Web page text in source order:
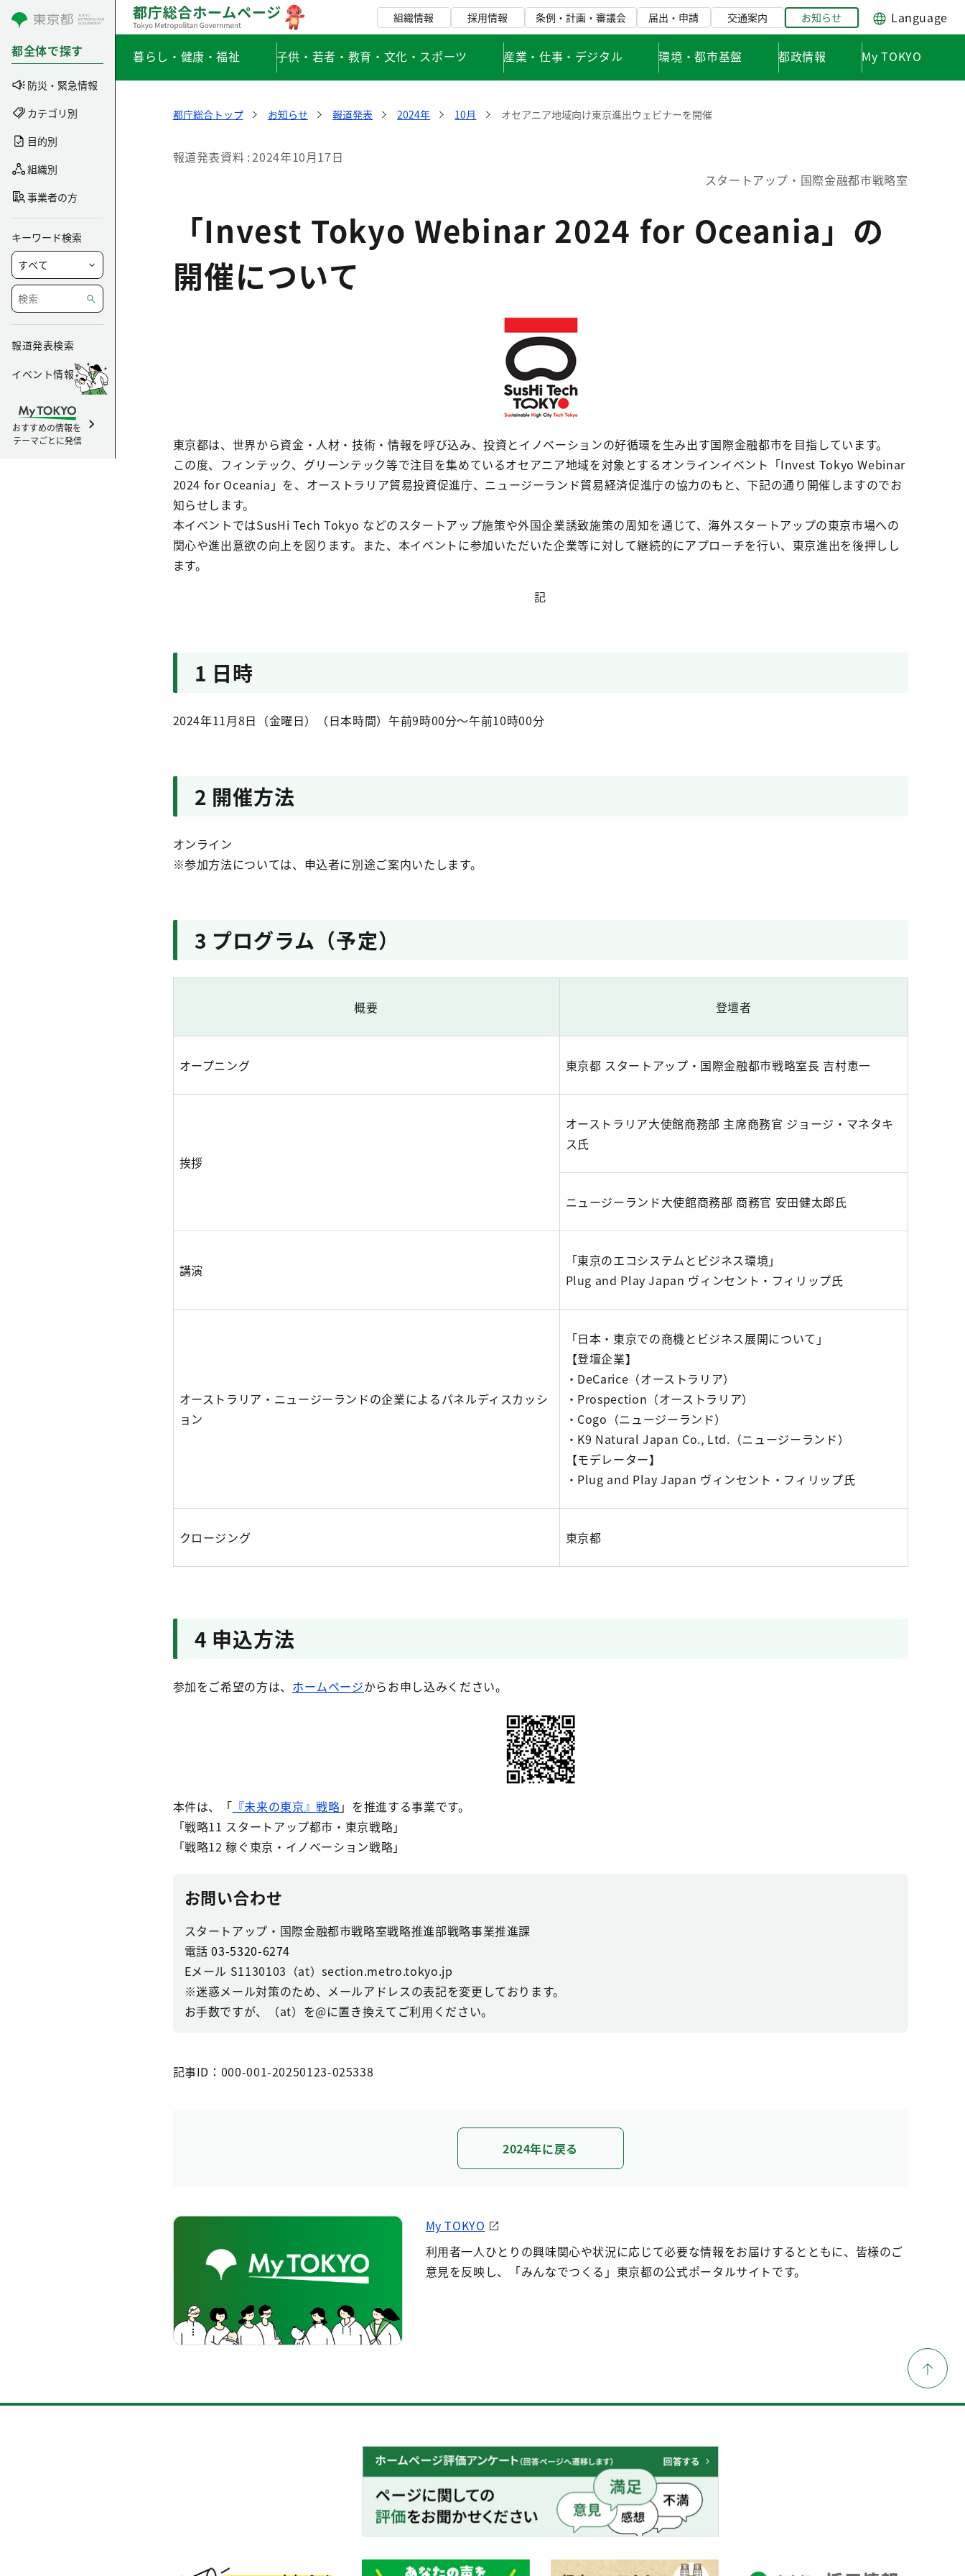
コンテンツにスキップ
都全体で探す
防災・緊急情報
カテゴリ別
目的別
組織別
事業者の方
キーワード検索
報道発表検索
イベント情報
おすすめの情報を
テーマごとに発信
組織情報 採用情報 条例・計画・審議会 届出・申請 交通案内 お知らせ Language
暮らし・健康・福祉 子供・若者・教育・文化・スポーツ 産業・仕事・デジタル 環境・都市基盤 都政情報 My TOKYO
都庁総合トップ お知らせ 報道発表 2024年 10月 オセアニア地域向け東京進出ウェビナーを開催
報道発表資料 2024年10月17日
スタートアップ・国際金融都市戦略室
「Invest Tokyo Webinar 2024 for Oceania」の
開催について
東京都は、世界から資金・人材・技術・情報を呼び込み、投資とイノベーションの好循環を生み出す国際金融都市を目指しています。
この度、フィンテック、グリーンテック等で注目を集めているオセアニア地域を対象とするオンラインイベント「Invest Tokyo Webinar
2024 for Oceania」を、オーストラリア貿易投資促進庁、ニュージーランド貿易経済促進庁の協力のもと、下記の通り開催しますのでお
知らせします。
本イベントではSusHi Tech Tokyo などのスタートアップ施策や外国企業誘致施策の周知を通じて、海外スタートアップの東京市場への
関心や進出意欲の向上を図ります。また、本イベントに参加いただいた企業等に対して継続的にアプローチを行い、東京進出を後押しし
ます。
記
1 日時
2024年11月8日（金曜日）（日本時間）午前9時00分～午前10時00分
2 開催方法
オンライン
※参加方法については、申込者に別途ご案内いたします。
3 プログラム（予定）
概要 登壇者
オープニング 東京都 スタートアップ・国際金融都市戦略室長 吉村恵一
挨拶
オーストラリア大使館商務部 主席商務官 ジョージ・マネタキ
ス氏
ニュージーランド大使館商務部 商務官 安田健太郎氏
講演
「東京のエコシステムとビジネス環境」
Plug and Play Japan ヴィンセント・フィリップ氏
オーストラリア・ニュージーランドの企業によるパネルディスカッシ
ョン
「日本・東京での商機とビジネス展開について」
【登壇企業】
・DeCarice（オーストラリア）
・Prospection（オーストラリア）
・Cogo（ニュージーランド）
・K9 Natural Japan Co., Ltd.（ニュージーランド）
【モデレーター】
・Plug and Play Japan ヴィンセント・フィリップ氏
クロージング 東京都
4 申込方法
参加をご希望の方は、 ホームページからお申し込みください。
本件は、「 『未来の東京』戦略」を推進する事業です。
「戦略11 スタートアップ都市・東京戦略」
「戦略12 稼ぐ東京・イノベーション戦略」
お問い合わせ
スタートアップ・国際金融都市戦略室戦略推進部戦略事業推進課
電話03-5320-6274
Eメール S1130103（at）section.metro.tokyo.jp
※迷惑メール対策のため、メールアドレスの表記を変更しております。
お手数ですが、（at）を@に置き換えてご利用ください。
記事ID：000-001-20250123-025338
2024年に戻る
My TOKYO
利用者一人ひとりの興味関心や状況に応じて必要な情報をお届けするとともに、皆様のご
意見を反映し、「みんなでつくる」東京都の公式ポータルサイトです。